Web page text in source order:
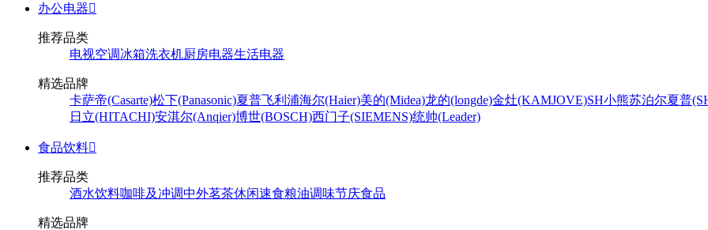
办公电器
推荐品类
电视空调冰箱洗衣机厨房电器生活电器
精选品牌
卡萨帝(Casarte)松下(Panasonic)夏普飞利浦海尔(Haier)美的(Midea)龙的(longde)金灶(KAMJOVE)SH小熊苏泊尔夏普
日立(HITACHI)安淇尔(Anqier)博世(BOSCH)西门子(SIEMENS)统帅(Leader)
食品饮料
推荐品类
酒水饮料咖啡及冲调中外茗茶休闲速食粮油调味节庆食品
精选品牌